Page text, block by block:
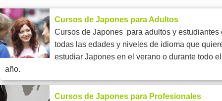
Cursos de Japones para Adultos
Cursos de Japones para adultos y estudiantes
todas las edades y niveles de idioma que
estudiar Japones en el verano o durante todo el
año.
Cursos de Japones para Profesionales